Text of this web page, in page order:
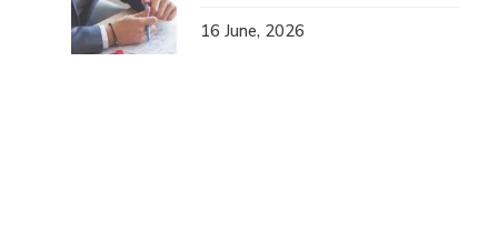
16 June, 2026